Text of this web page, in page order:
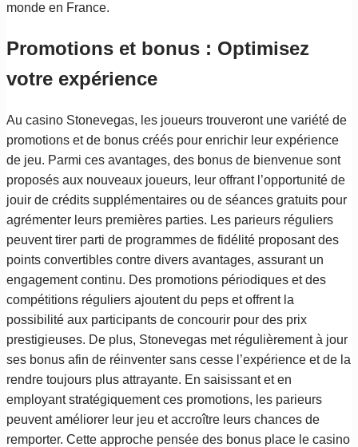
monde en France.
Promotions et bonus : Optimisez
votre expérience
Au casino Stonevegas, les joueurs trouveront une variété de
promotions et de bonus créés pour enrichir leur expérience
de jeu. Parmi ces avantages, des bonus de bienvenue sont
proposés aux nouveaux joueurs, leur offrant l’opportunité de
jouir de crédits supplémentaires ou de séances gratuits pour
agrémenter leurs premières parties. Les parieurs réguliers
peuvent tirer parti de programmes de fidélité proposant des
points convertibles contre divers avantages, assurant un
engagement continu. Des promotions périodiques et des
compétitions réguliers ajoutent du peps et offrent la
possibilité aux participants de concourir pour des prix
prestigieuses. De plus, Stonevegas met régulièrement à jour
ses bonus afin de réinventer sans cesse l’expérience et de la
rendre toujours plus attrayante. En saisissant et en
employant stratégiquement ces promotions, les parieurs
peuvent améliorer leur jeu et accroître leurs chances de
remporter. Cette approche pensée des bonus place le casino